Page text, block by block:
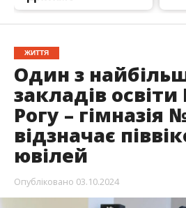
ЖИТТЯ
Один з
закладів
Рогу – гімназія
відзначає
ювілей
Опубліковано 03.10.2024